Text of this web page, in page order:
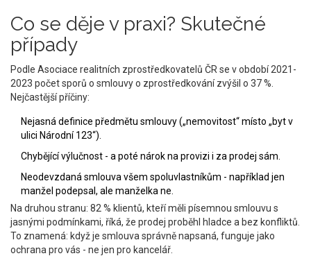
Co se děje v praxi? Skutečné
případy
Podle Asociace realitních zprostředkovatelů ČR se v období 2021-
2023 počet sporů o smlouvy o zprostředkování zvýšil o 37 %.
Nejčastější příčiny:
Nejasná definice předmětu smlouvy („nemovitost“ místo „byt v
ulici Národní 123“).
Chybějící výlučnost - a poté nárok na provizi i za prodej sám.
Neodevzdaná smlouva všem spoluvlastníkům - například jen
manžel podepsal, ale manželka ne.
Na druhou stranu: 82 % klientů, kteří měli písemnou smlouvu s
jasnými podmínkami, říká, že prodej proběhl hladce a bez konfliktů.
To znamená: když je smlouva správně napsaná, funguje jako
ochrana pro vás - ne jen pro kancelář.